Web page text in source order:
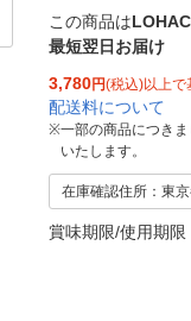
この商品は
最短翌日お届け
3,780円(税込)以上で
配送料について
※一部の商品につき
いたします。
在庫確認住所：東
賞味期限/使用期